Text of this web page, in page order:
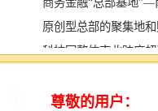
商务金融“总部基地”—
原创型总部的聚集地和
科技园整体南北跨度
总部位于这里，每一